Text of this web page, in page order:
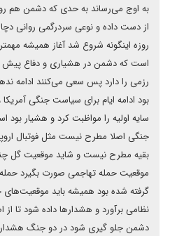
به اوج می‌رساند به حدی که دشمن هم
روزه اینگونه شروع شد آغاز همیشه
است که دشمن در هشیاری و دفاع پیش
بود ادامه ایام برای سیاست جنگی
سایه اولیه را مواظبت کرد و هشیار بود
جنگی اصلا مطرح نیست مثل فوتبال
بقیه مطرح نیست و شاید موقعیت گل چند
موقعیت حمله تهاجمی صورت بگیرد
گرفته شده بود همیشه باید
نظامی برآورد و هشدارها داده شود تا
دشمن جلو گیری شود در دو جنگ هشدار